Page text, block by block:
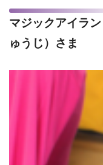
マジックアイラ
ゅうじ）さま